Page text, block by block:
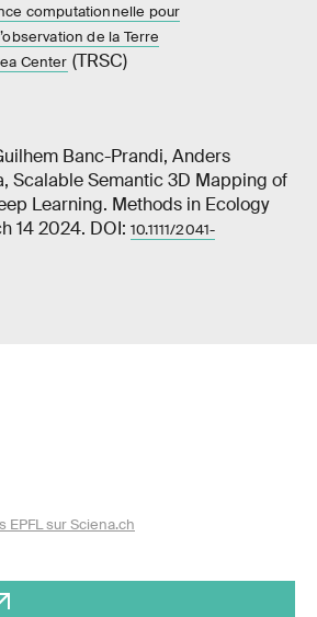
computationnelle pour
de la Terre
Center (TRSC)
Banc-Prandi, Anders
Scalable Semantic 3D Mapping of
Learning. Methods in Ecology
14 2024. DOI: 10.1111/2041-
sur Sciena.ch